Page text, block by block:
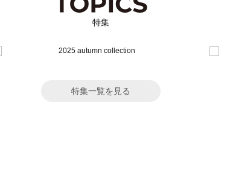
特集
特集一覧を見る